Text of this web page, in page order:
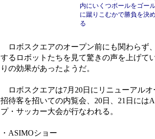
内にいくつボールをゴー
に蹴りこむかで勝負を決め
る
ロボスクエアのオープン前にも関わらず
するロボットたちを見て驚きの声を上げて
りの効果があったようだ。
ロボスクエアは7月20日にリニューアルオ
招待客を招いての内覧会、20日、21日には
プ・サッカー大会が行なわれる。
・ASIMOショー